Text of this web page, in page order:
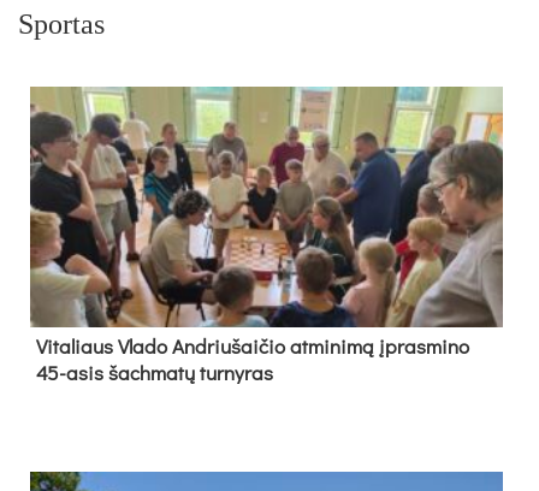
Sportas
Vi­ta­liaus Vla­do And­riu­šai­čio at­mi­ni­mą įpras­mi­no
45-asis šach­ma­tų tur­ny­ras